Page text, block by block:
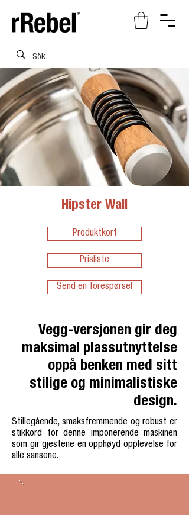
Hipster Wall
Produktkort
Prisliste
Send en forespørsel
Vegg-versjonen gir deg
maksimal plassutnyttelse
oppå benken med sitt
stilige og minimalistiske
design.
Stillegående, smaksfremmende og robust er
stikkord for denne imponerende maskinen
som gir gjestene en opphøyd opplevelse for
alle sansene.